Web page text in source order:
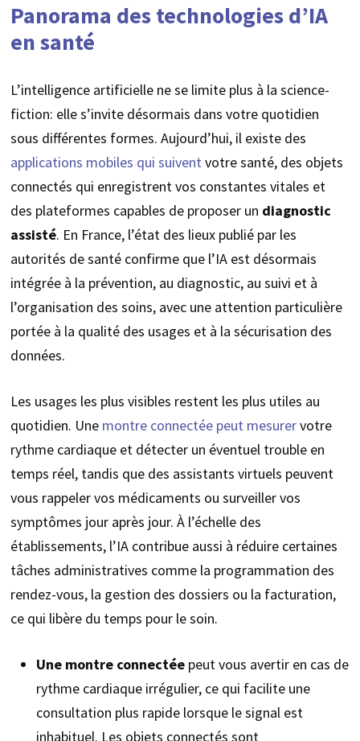
Panorama des technologies d’IA
en santé
L’intelligence artificielle ne se limite plus à la science-
fiction: elle s’invite désormais dans votre quotidien
sous différentes formes. Aujourd’hui, il existe des
applications mobiles qui suivent votre santé, des objets
connectés qui enregistrent vos constantes vitales et
des plateformes capables de proposer un diagnostic
assisté. En France, l’état des lieux publié par les
autorités de santé confirme que l’IA est désormais
intégrée à la prévention, au diagnostic, au suivi et à
l’organisation des soins, avec une attention particulière
portée à la qualité des usages et à la sécurisation des
données.
Les usages les plus visibles restent les plus utiles au
quotidien. Une montre connectée peut mesurervotre
rythme cardiaque et détecter un éventuel trouble en
temps réel, tandis que des assistants virtuels peuvent
vous rappeler vos médicaments ou surveiller vos
symptômes jour après jour. À l’échelle des
établissements, l’IA contribue aussi à réduire certaines
tâches administratives comme la programmation des
rendez-vous, la gestion des dossiers ou la facturation,
ce qui libère du temps pour le soin.
Une montre connectéepeut vous avertir en cas de
rythme cardiaque irrégulier, ce qui facilite une
consultation plus rapide lorsque le signal est
inhabituel. Les objets connectés sont